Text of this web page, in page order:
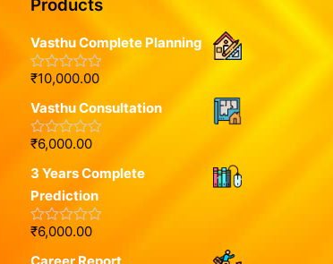
Products
Vasthu Complete Planning
R
t
e
d
0
u
t
o
f
5
₹10,000.00
Vasthu Consultation
R
t
d
0
o
u
t
₹6,000.00
3 Years Complete
Prediction
R
t
₹6,000.00